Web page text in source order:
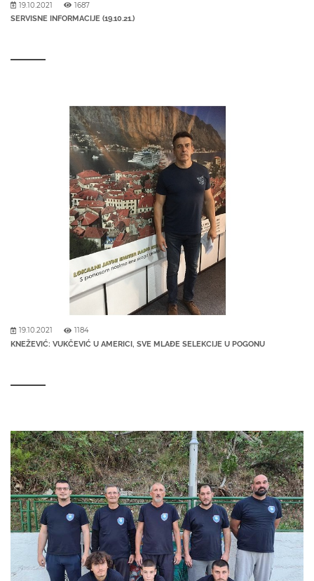
19.10.2021 1687
SERVISNE INFORMACIJE (19.10.21.)
19.10.2021 1184
KNEŽEVIĆ: VUKČEVIĆ U AMERICI, SVE MLAĐE SELEKCIJE U POGONU